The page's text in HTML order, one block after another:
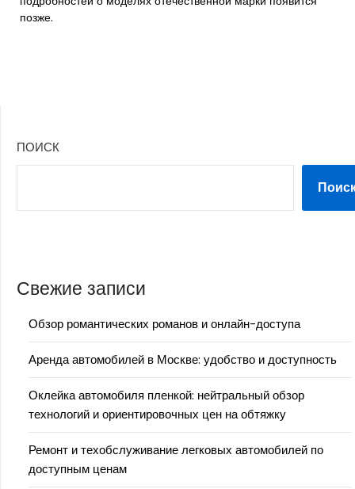
позже.
ПОИСК
Свежие записи
Обзор романтических романов и онлайн-доступа
Аренда автомобилей в Москве: удобство и доступность
Оклейка автомобиля пленкой: нейтральный обзор
технологий и ориентировочных цен на обтяжку
Ремонт и техобслуживание легковых автомобилей по
доступным ценам